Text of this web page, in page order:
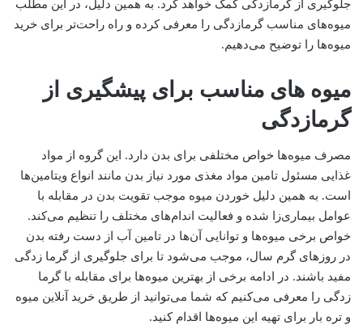
جلوگیری از گرمازدگی کمک خواهد کرد. به همین دلیل، در این مطلب
میوه‌های مناسب گرمازدگی را معرفی کرده و راه راحت‌تر برای خرید
میوه‌ها را توضیح می‌دهیم.
میوه های مناسب برای پیشگیری از
گرمازدگی
مصرف میوه‌ها خواص مختلفی برای بدن دارد. این گروه از مواد
غذایی مسئول تامین مواد مغذی مورد نیاز بدن مانند انواع ویتامین‌ها
است. به همین دلیل خوردن میوه موجب تقویت بدن در مقابله با
عوامل بیماری‌زا شده و فعالیت اندام‌های مختلف را تنظیم می‌کند.
خواص برخی میوه‌ها و توانایی آن‌ها در تامین آب از دست رفته بدن
در روزهای گرم سال، موجب می‌شود تا برای جلوگیری از گرما زدگی
مفید باشند. در ادامه برخی از بهترین میوه‌ها برای مقابله با گرما
زدگی را معرفی می‌کنیم که شما می‌توانید از طریق خرید آنلاین میوه
و تره بار برای تهیه این میوه‌ها اقدام کنید.